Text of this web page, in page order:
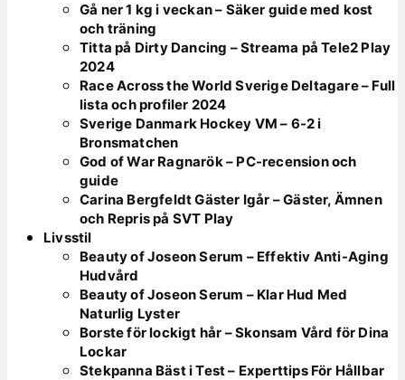
Gå ner 1 kg i veckan – Säker guide med kost
och träning
Titta på Dirty Dancing – Streama på Tele2 Play
2024
Race Across the World Sverige Deltagare – Full
lista och profiler 2024
Sverige Danmark Hockey VM – 6-2 i
Bronsmatchen
God of War Ragnarök – PC-recension och
guide
Carina Bergfeldt Gäster Igår – Gäster, Ämnen
och Repris på SVT Play
Livsstil
Beauty of Joseon Serum – Effektiv Anti-Aging
Hudvård
Beauty of Joseon Serum – Klar Hud Med
Naturlig Lyster
Borste för lockigt hår – Skonsam Vård för Dina
Lockar
Stekpanna Bäst i Test – Experttips För Hållbar